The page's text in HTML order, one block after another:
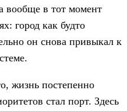
вообще в тот момент
город как будто
он снова привыкал к
жизнь постепенно
стал порт. Здесь